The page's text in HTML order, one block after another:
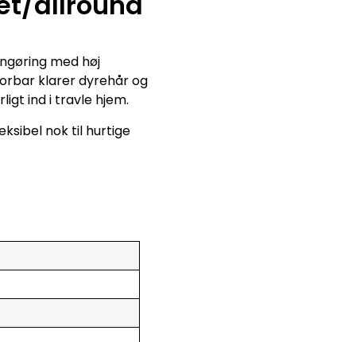
med høj
klarer dyrehår og
ind i travle hjem.
nok til hurtige